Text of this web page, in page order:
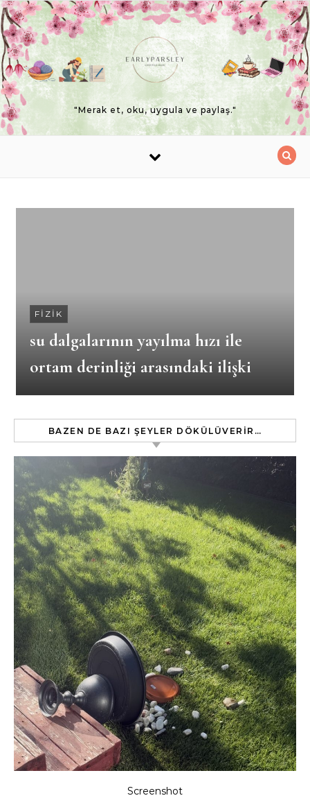
Skip to content
"Merak et, oku, uygula ve paylaş."
FIZIK
su dalgalarının yayılma hızı ile
ortam derinliği arasındaki ilişki
BAZEN DE BAZI ŞEYLER DÖKÜLÜVERIR…
Screenshot